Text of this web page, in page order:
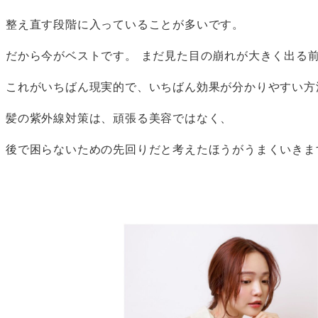
整え直す段階に入っていることが多いです。
だから今がベストです。 まだ見た目の崩れが大きく出る
これがいちばん現実的で、いちばん効果が分かりやすい方
髪の紫外線対策は、頑張る美容ではなく、
後で困らないための先回りだと考えたほうがうまくいきま